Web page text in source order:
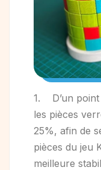
1. D’un point
les pièces
25%, afin de
pièces du jeu
meilleure